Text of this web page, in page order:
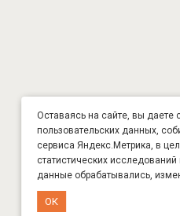
Оставаясь на сайте, вы даете
пользовательских данных,
сервиса Яндекс.Метрика, в
статистических
данные обрабатывались,
ОК